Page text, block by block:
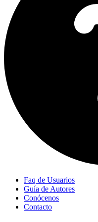
Faq de Usuarios
Guía de Autores
Conócenos
Contacto